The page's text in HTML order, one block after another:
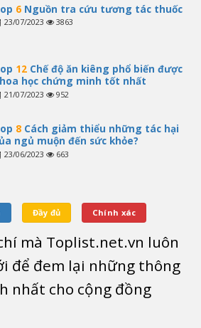
6 Nguồn tra cứu tương tác thuốc
23/07/2023 3863
12 Chế độ ăn kiêng phổ biến được
học chứng minh tốt nhất
21/07/2023 952
8 Cách giảm thiểu những tác hại
ngủ muộn đến sức khỏe?
23/06/2023 663
Đầy đủ Chính xác
mà Toplist.net.vn luôn
để đem lại những thông
nhất cho cộng đồng